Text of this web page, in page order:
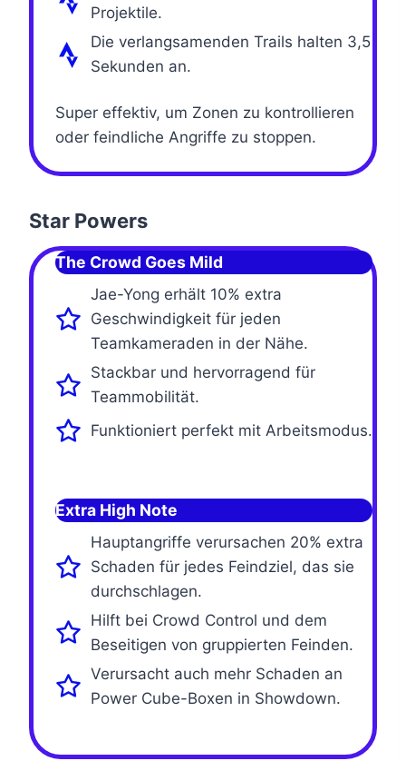
Projektile.
Die verlangsamenden Trails halten 3,5
Sekunden an.
Super effektiv, um Zonen zu kontrollieren
oder feindliche Angriffe zu stoppen.
Star Powers
The Crowd Goes Mild
Jae-Yong erhält 10% extra
Geschwindigkeit für jeden
Teamkameraden in der Nähe.
Stackbar und hervorragend für
Teammobilität.
Funktioniert perfekt mit Arbeitsmodus.
Extra High Note
Hauptangriffe verursachen 20% extra
Schaden für jedes Feindziel, das sie
durchschlagen.
Hilft bei Crowd Control und dem
Beseitigen von gruppierten Feinden.
Verursacht auch mehr Schaden an
Power Cube-Boxen in Showdown.